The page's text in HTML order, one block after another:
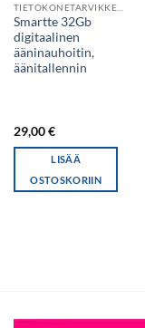
Smartte 32Gb
digitaalinen
ääninauhoitin,
äänitallennin
29,00€
LISÄÄ
OSTOSKORIIN